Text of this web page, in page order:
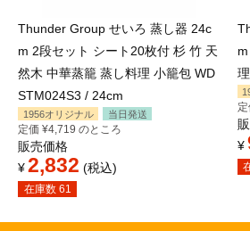
Thunder Group せいろ 蒸し器 24c
m 2段セット シート20枚付 杉 竹 天
然木 中華蒸籠 蒸し料理 小籠包 WD
STM024S3 / 24cm
1956オリジナル 当日発送
定価 ¥4,719 のところ
販売価格
¥ 2,832 税込
在庫数 61
¥